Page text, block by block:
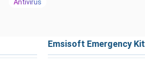
Antivirus
Emsisoft Emergency Kit